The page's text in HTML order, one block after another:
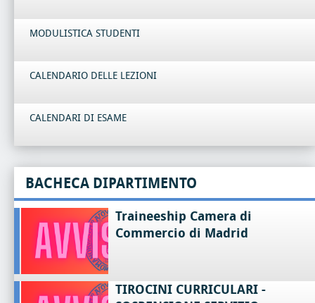
MODULISTICA STUDENTI
CALENDARIO DELLE LEZIONI
CALENDARI DI ESAME
BACHECA DIPARTIMENTO
Traineeship Camera di
Commercio di Madrid
TIROCINI CURRICULARI -